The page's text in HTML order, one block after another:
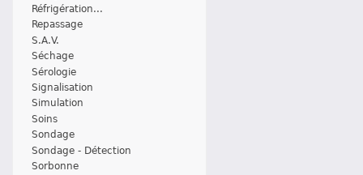
Réfrigération...
Repassage
S.A.V.
Séchage
Sérologie
Signalisation
Simulation
Soins
Sondage
Sondage - Détection
Sorbonne